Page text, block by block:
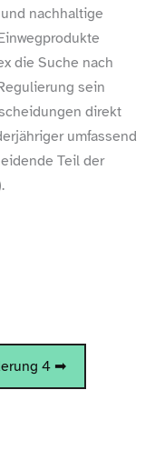
nachhaltige
die Suche nach
sein
direkt
umfassend
Teil der
4 ➡